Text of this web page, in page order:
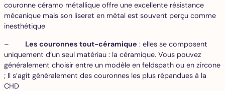
couronne céramo métallique offre une excellente résistance
mécanique mais son liseret en métal est souvent perçu comme
inesthétique
– Les couronnes tout-céramique : elles se composent
uniquement d’un seul matériau : la céramique. Vous pouvez
généralement choisir entre un modèle en feldspath ou en zircone
; Il s’agit généralement des couronnes les plus répandues à la
CHD